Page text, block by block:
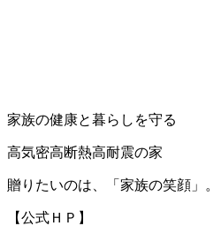
家族の健康と暮らしを守る
高気密高断熱高耐震の家
贈りたいのは、「家族の笑顔」。
【公式ＨＰ】